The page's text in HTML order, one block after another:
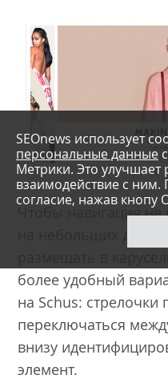
Чтобы навигация не
на небольших
более удобный
на Schus: стрелочки
переключаться
внизу
элемент.
SEOnews использует
персональные данные
Метрики. Это улучшает
взаимодействие с ним.
согласие, нажав кнопу